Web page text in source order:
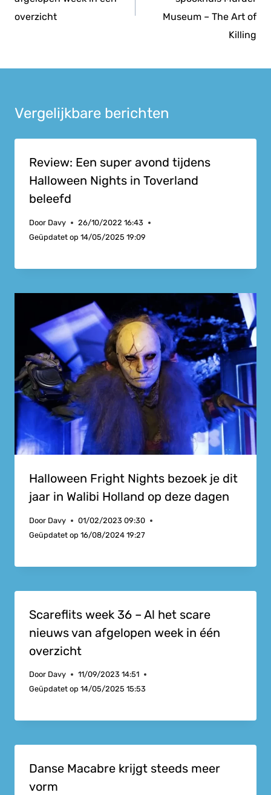
overzicht
Museum – The Art of
Killing
Vergelijkbare berichten
Review: Een super avond tijdens
Halloween Nights in Toverland
beleefd
Door Davy
26/10/2022 16:43
Geüpdatet op 14/05/2025 19:09
Halloween Fright Nights bezoek je dit
jaar in Walibi Holland op deze dagen
Door Davy
01/02/2023 09:30
Geüpdatet op 16/08/2024 19:27
Scareflits week 36 – Al het scare
nieuws van afgelopen week in één
overzicht
Door Davy
11/09/2023 14:51
Geüpdatet op 14/05/2025 15:53
Danse Macabre krijgt steeds meer
vorm